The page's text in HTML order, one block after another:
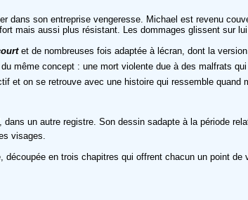
dans son entreprise vengeresse. Michael est revenu
mais aussi plus résistant. Les dommages glissent sur
et de nombreuses fois adaptée à lécran, dont la
même concept : une mort violente due à des malfrats
et on se retrouve avec une histoire qui ressemble
, dans un autre registre. Son dessin sadapte à la période
visages.
découpée en trois chapitres qui offrent chacun un point de